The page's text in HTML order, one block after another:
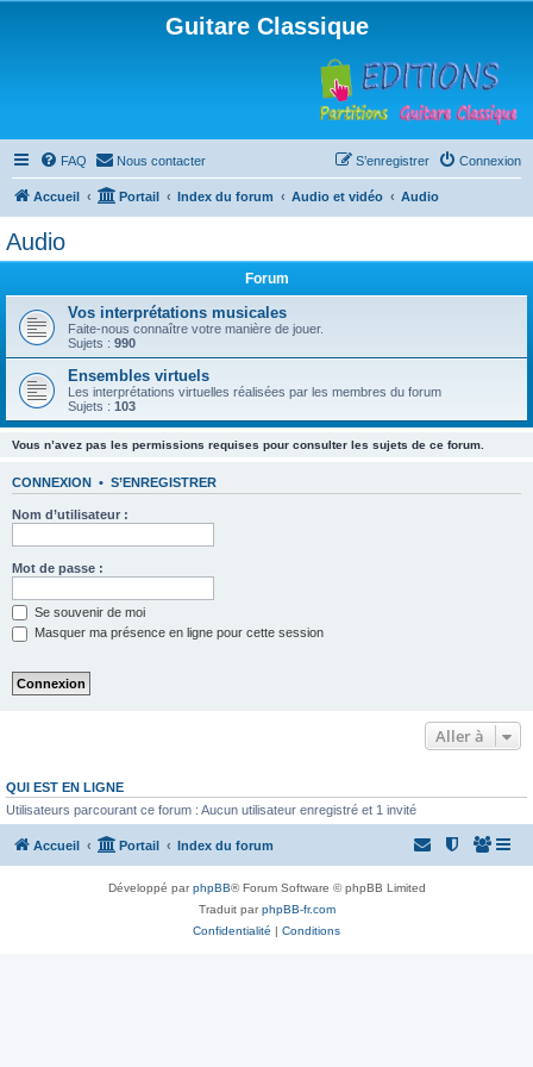
Guitare Classique
FAQ Nous contacter Connexion
S’enregistrer
Accueil Portail Index du forum Audio et vidéo Audio
Audio
Forum
Vos interprétations musicales
Faite-nous connaître votre manière de jouer.
Sujets : 990
Ensembles virtuels
Les interprétations virtuelles réalisées par les membres du forum
Sujets : 103
Vous n’avez pas les permissions requises pour consulter les sujets de ce forum.
CONNEXION • S’ENREGISTRER
Nom d’utilisateur :
Mot de passe :
Se souvenir de moi
Masquer ma présence en ligne pour cette session
Aller à
QUI EST EN LIGNE
Utilisateurs parcourant ce forum : Aucun utilisateur enregistré et 1 invité
Accueil Portail Index du forum
Développé parphpBB® Forum Software © phpBB Limited
Traduit parphpBB-fr.com
Confidentialité | Conditions